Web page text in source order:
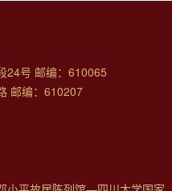
24号 邮编：610065
邮编：610207